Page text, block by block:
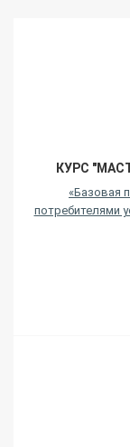
КУРС
«Базовая
потребителями